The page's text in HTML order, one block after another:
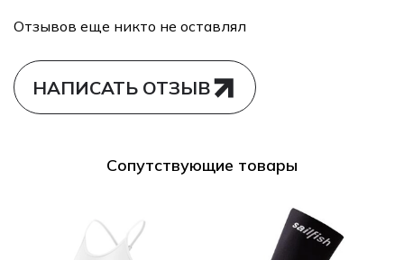
Отзывов еще никто не оставлял
НАПИСАТЬ ОТЗЫВ
Сопутствующие товары